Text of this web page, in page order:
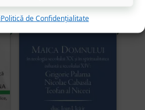
Politică de Confidențialitate
Prețul
curent